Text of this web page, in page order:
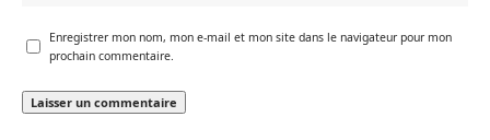
Enregistrer mon nom, mon e-mail et mon site dans le navigateur pour mon
prochain commentaire.